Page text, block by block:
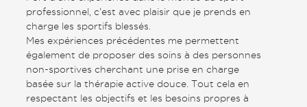
professionnel, c’est avec plaisir que je prends en
charge les sportifs blessés.
Mes expériences précédentes me permettent
également de proposer des soins à des personnes
non-sportives cherchant une prise en charge
basée sur la thérapie active douce. Tout cela en
respectant les objectifs et les besoins propres à